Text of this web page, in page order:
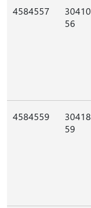
4584557
30410
56
4584559
30418
59